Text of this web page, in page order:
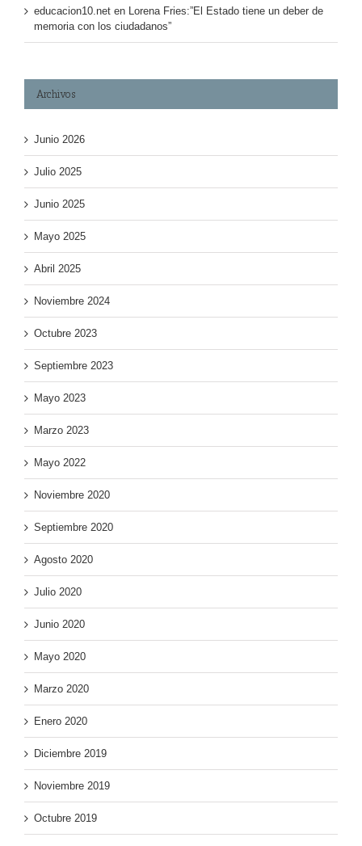
educacion10.net en Lorena Fries:”El Estado tiene un deber de
memoria con los ciudadanos”
Archivos
Junio 2026
Julio 2025
Junio 2025
Mayo 2025
Abril 2025
Noviembre 2024
Octubre 2023
Septiembre 2023
Mayo 2023
Marzo 2023
Mayo 2022
Noviembre 2020
Septiembre 2020
Agosto 2020
Julio 2020
Junio 2020
Mayo 2020
Marzo 2020
Enero 2020
Diciembre 2019
Noviembre 2019
Octubre 2019